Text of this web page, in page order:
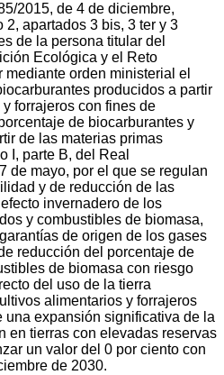
2015, de 4 de diciembre,
apartados 3 bis, 3 ter y 3
de la persona titular del
Ecológica y el Reto
mediante orden ministerial el
producidos a partir
forrajeros con fines de
de biocarburantes y
de las materias primas
I, parte B, del Real
de mayo, por el que se regulan
y de reducción de las
invernadero de los
y combustibles de biomasa,
de origen de los gases
reducción del porcentaje de
de biomasa con riesgo
del uso de la tierra
alimentarios y forrajeros
una expansión significativa de la
en tierras con elevadas reservas
un valor del 0 por ciento con
de 2030.